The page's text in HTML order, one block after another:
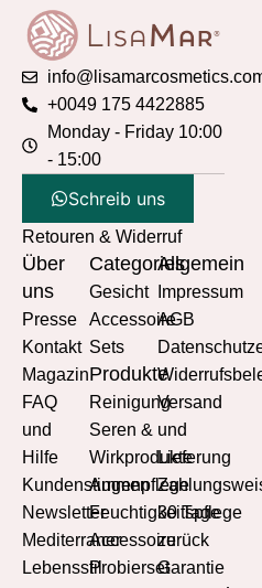
+0049 175 4422885
Monday - Friday 10:00
- 15:00
Schreib uns
Retouren & Widerruf
Über
uns
Presse
Kontakt
Magazin
FAQ
und
Hilfe
Kundenstimmen
Newsletter
Mediterraner
Lebensstil
Categories
Gesicht
Accessoire
Sets
Produkte
Reinigung
Seren &
Wirkprodukte
Augenpflege
Feuchtigkeitspflege
Accessoire
Probierset
Allgemein
Impressum
AGB
Versand
und
Lieferung
30 Tage
zurück
Garantie